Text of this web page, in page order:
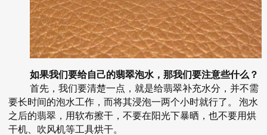
如果我们要给自己的翡翠泡水，那我们要注意些什么？
首先，我们要清楚一点，就是给翡翠补充水分，并不需
要长时间的泡水工作，而将其浸泡一两个小时就行了。
泡水
之后的翡翠，用软布擦干，不要在阳光下暴晒，也不要用烘
干机、吹风机等工具烘干。